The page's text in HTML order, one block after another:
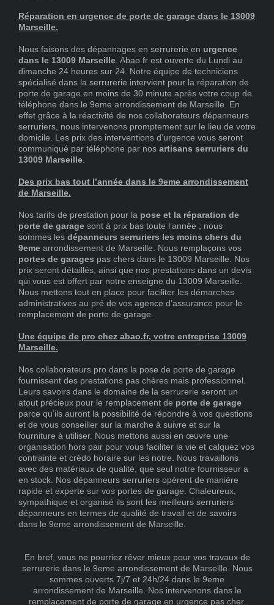
Réparation en urgence de porte de garage dans le 13009
Marseille.
Nous faisons des dépannages en serrurerie en urgence
dans le 13009 Marseille . Abao.fr est ouverte du Lundi au
dimanche 24 heures sur 24. Notre équipe de techniciens
spécialisé dans la serrurerie intervient pour la réparation de
porte de garage en moins de 30 minute après votre coup de
téléphone dans le 9eme arrondissement de Marseille. En
effet grâce à la réactivité de nos collaborateurs dépanneurs
serruriers, nous intervenons promptement sur le lieu de votre
domicile. Les prix des interventions d’urgence vous seront
communiqué par téléphone par nos artisans serruriers du
13009 Marseille
Des prix bas tout l’année dans le 9eme arrondissement
de Marseille.
Nos tarifs de prestation pour la pose et la réparation de
porte de garage sont à prix bas toute l’année ; nous
sommes les dépanneurs serruriers les moins chers du
9eme arrondissement de Marseille. Nous remplaçons vos
portes de garages pas chers dans le 13009 Marseille. Nos
prix seront détaillés, ainsi que nos prestations dans un devis
qui vous est offert par notre enseigne du 13009 Marseille.
Nous mettons tout en place pour faciliter les démarches
administratives au pré de vos agence d’assurance pour le
remplacement de porte de garage.
Une équipe de pro chez abao.fr, votre entreprise 13009
Marseille.
Nos collaborateurs pro dans la pose de porte de garage
fournissent des prestations pas chères mais professionnel.
Leurs savoirs dans le domaine de la serrurerie seront un
atout précieux pour le remplacement de porte de garage
parce qu’ils auront la possibilité de répondre à vos questions
et de vous conseiller sur la marche à suivre et sur la
fourniture à utiliser. Nous mettons aussi en œuvre une
organisation hors pair pour vous faciliter la vie et calquez vos
contrainte et crédo horaire sur les notre. Nous travaillons
avec des matériaux de qualité, que seul notre fournisseur a
en stock. Nos dépanneurs serruriers opèrent de manière
rapide et experte sur vos portes de garage. Chaleureux,
sympathique et organisé ils sont les meilleurs serruriers
dépanneurs en termes de qualité de travail et de savoirs
dans le 9eme arrondissement de Marseille.
En bref, vous ne pourriez rêver mieux pour vos travaux de
serrurerie dans le 9eme arrondissement de Marseille. Nous
sommes ouverts 7j/7 et 24h/24 dans le 9eme
arrondissement de Marseille. Nos intervenons dans le
remplacement de porte de garage en urgence pas cher.